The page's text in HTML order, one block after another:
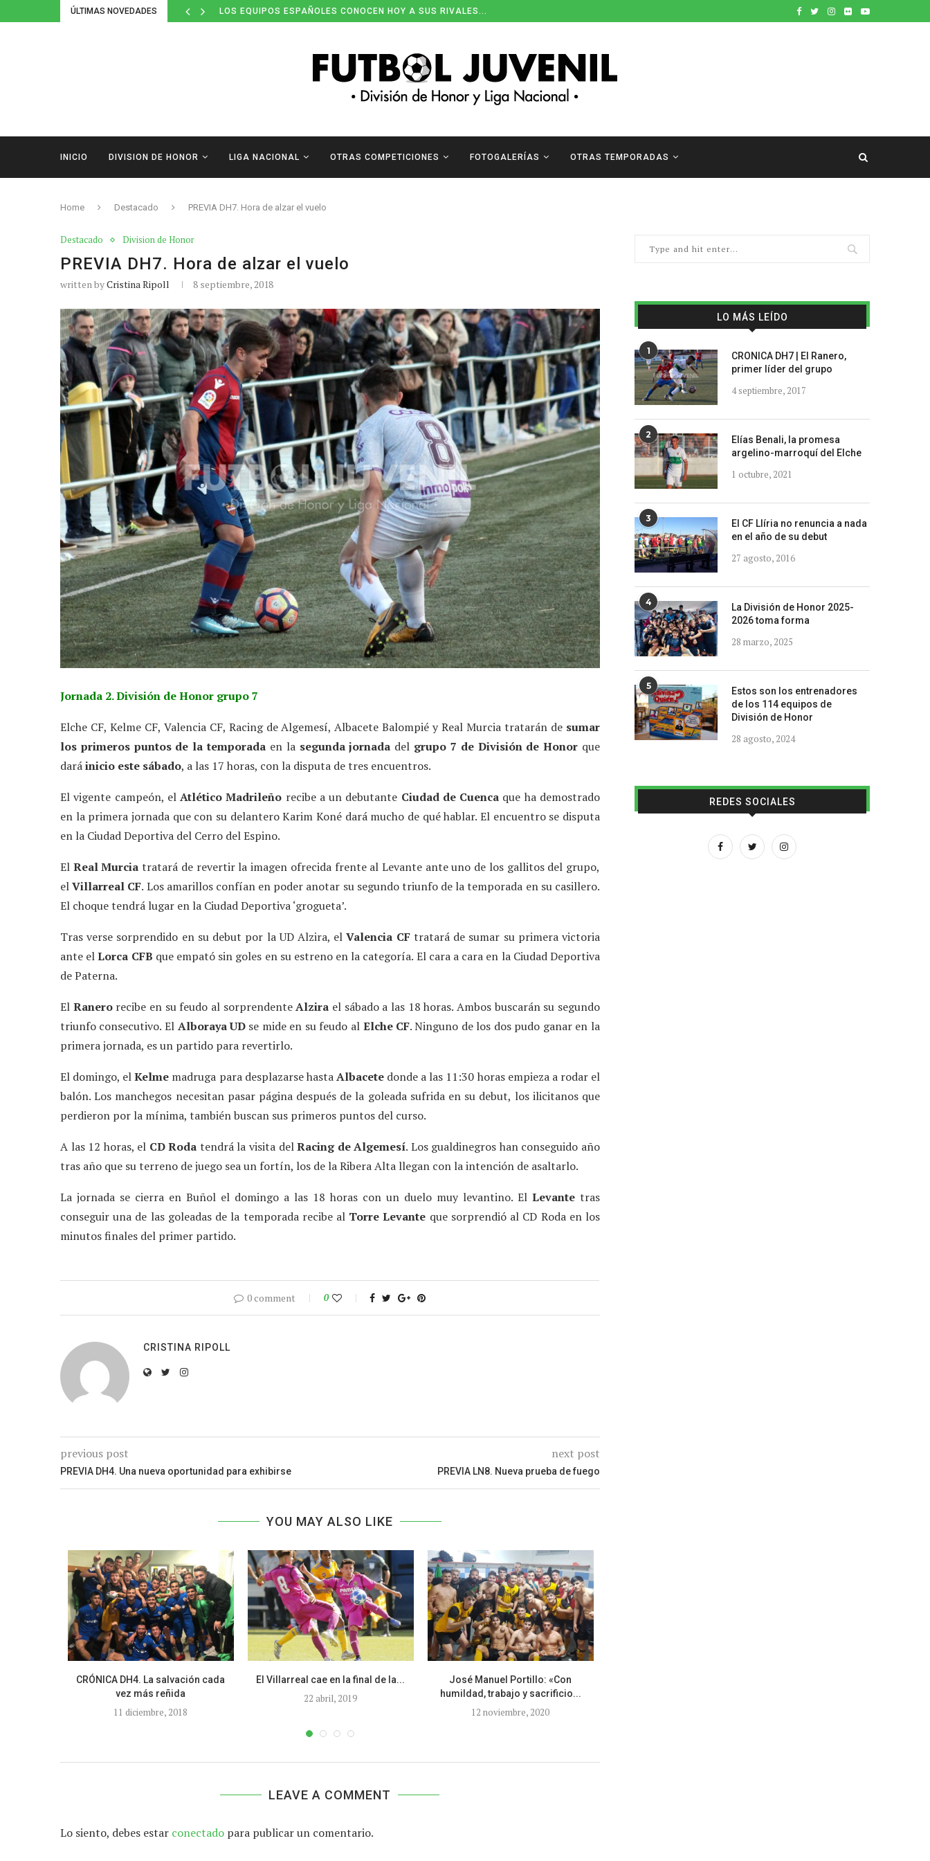
ÚLTIMAS NOVEDADES LOS EQUIPOS ESPAÑOLES CONOCEN HOY A SUS RIVALES...
INICIO DIVISION DE HONOR LIGA NACIONAL OTRAS COMPETICIONES FOTOGALERÍAS OTRAS TEMPORADAS
Home Destacado PREVIA DH7. Hora de alzar el vuelo
Destacado Division de Honor
PREVIA DH7. Hora de alzar el vuelo
written byCristina Ripoll 8 septiembre, 2018
Jornada 2. División de Honor grupo 7
Elche CF, Kelme CF, Valencia CF, Racing de Algemesí, Albacete Balompié y Real Murcia tratarán de sumar
los primeros puntos de la temporada en la segunda jornada del grupo 7 de División de Honor que
daráinicio este sábado, a las 17 horas, con la disputa de tres encuentros.
El vigente campeón, elAtlético Madrileño recibe a un debutante Ciudad de Cuenca que ha demostrado
en la primera jornada que con su delantero Karim Koné dará mucho de qué hablar. El encuentro se disputa
en la Ciudad Deportiva del Cerro del Espino.
El Real Murcia tratará de revertir la imagen ofrecida frente al Levante ante uno de los gallitos del grupo,
elVillarreal CF. Los amarillos confían en poder anotar su segundo triunfo de la temporada en su casillero.
El choque tendrá lugar en la Ciudad Deportiva ‘grogueta’.
Tras verse sorprendido en su debut por la UD Alzira, elValencia CFtratará de sumar su primera victoria
ante elLorca CFB que empató sin goles en su estreno en la categoría. El cara a cara en la Ciudad Deportiva
de Paterna.
El Ranerorecibe en su feudo al sorprendenteAlzira el sábado a las 18 horas. Ambos buscarán su segundo
triunfo consecutivo. El Alboraya UD se mide en su feudo al Elche CF. Ninguno de los dos pudo ganar en la
primera jornada, es un partido para revertirlo.
El domingo, elKelme madruga para desplazarse hastaAlbacetedonde a las 11:30 horas empieza a rodar el
balón. Los manchegos necesitan pasar página después de la goleada sufrida en su debut, los ilicitanos que
perdieron por la mínima, también buscan sus primeros puntos del curso.
A las 12 horas, el CD Roda tendrá la visita delRacing de Algemesí. Los gualdinegros han conseguido año
tras año que su terreno de juego sea un fortín, los de la Ribera Alta llegan con la intención de asaltarlo.
La jornada se cierra en Buñol el domingo a las 18 horas con un duelo muy levantino. El Levante tras
conseguir una de las goleadas de la temporada recibe al Torre Levante que sorprendió al CD Roda en los
minutos finales del primer partido.
0 comment 0
CRISTINA RIPOLL
previous post
PREVIA DH4. Una nueva oportunidad para exhibirse
next post
PREVIA LN8. Nueva prueba de fuego
YOU MAY ALSO LIKE
CRÓNICA DH4. La salvación cada
vez más reñida
11 diciembre, 2018
El Villarreal cae en la final de la...
22 abril, 2019
José Manuel Portillo: «Con
humildad, trabajo y sacrificio...
12 noviembre, 2020
LEAVE A COMMENT
Lo siento, debes estar conectado para publicar un comentario.
LO MÁS LEÍDO
1
CRONICA DH7 | El Ranero,
primer líder del grupo
4 septiembre, 2017
2
Elías Benali, la promesa
argelino-marroquí del Elche
1 octubre, 2021
3
El CF Llíria no renuncia a nada
en el año de su debut
27 agosto, 2016
4
La División de Honor 2025-
2026 toma forma
28 marzo, 2025
5
Estos son los entrenadores
de los 114 equipos de
División de Honor
28 agosto, 2024
REDES SOCIALES